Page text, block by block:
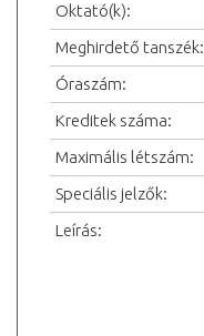
Oktató(k):
Meghirdető tanszék:
Óraszám:
Kreditek száma:
Maximális létszám:
Speciális jelzők:
Leírás: